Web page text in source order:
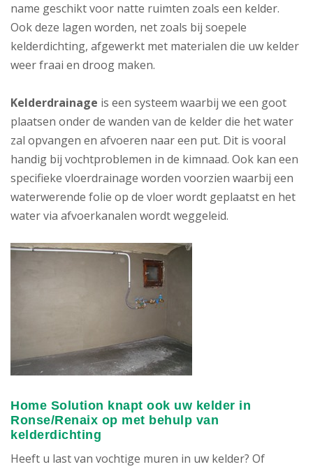
name geschikt voor natte ruimten zoals een kelder.
Ook deze lagen worden, net zoals bij soepele
kelderdichting, afgewerkt met materialen die uw kelder
weer fraai en droog maken.
Kelderdrainage is een systeem waarbij we een goot
plaatsen onder de wanden van de kelder die het water
zal opvangen en afvoeren naar een put. Dit is vooral
handig bij vochtproblemen in de kimnaad. Ook kan een
specifieke vloerdrainage worden voorzien waarbij een
waterwerende folie op de vloer wordt geplaatst en het
water via afvoerkanalen wordt weggeleid.
Home Solution knapt ook uw kelder in
Ronse/Renaix op met behulp van
kelderdichting
Heeft u last van vochtige muren in uw kelder? Of